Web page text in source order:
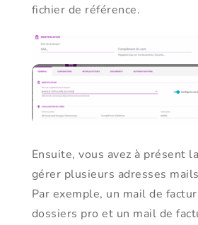
fichier de référence.
Ensuite, vous avez à présent
gérer plusieurs adresses
Par exemple, un mail de
dossiers pro et un mail de